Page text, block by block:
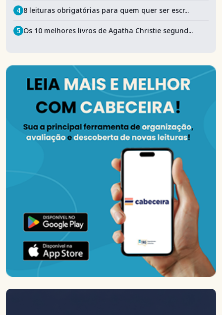
4 8 leituras obrigatórias para quem quer ser escr...
5 Os 10 melhores livros de Agatha Christie segund...